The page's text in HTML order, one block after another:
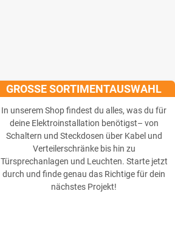
GROSSE SORTIMENTAUSWAHL
In unserem Shop findest du alles, was du für
deine Elektroinstallation benötigst– von
Schaltern und Steckdosen über Kabel und
Verteilerschränke bis hin zu
Türsprechanlagen und Leuchten. Starte jetzt
durch und finde genau das Richtige für dein
nächstes Projekt!